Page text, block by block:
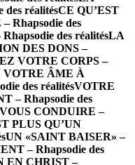
réalitésCE QU’EST
Rhapsodie des
des réalitésLA
DES DONS –
VOTRE CORPS –
ÂME À
des réalitésVOTRE
– Rhapsodie des
CONDUIRE –
PLUS QU’UN
UN «SAINT BAISER» –
– Rhapsodie des
EN CHRIST –